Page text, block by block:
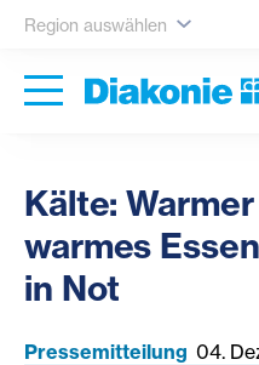
Region auswählen
Kälte:
warmes
in Not
Pressemitteilung 04.